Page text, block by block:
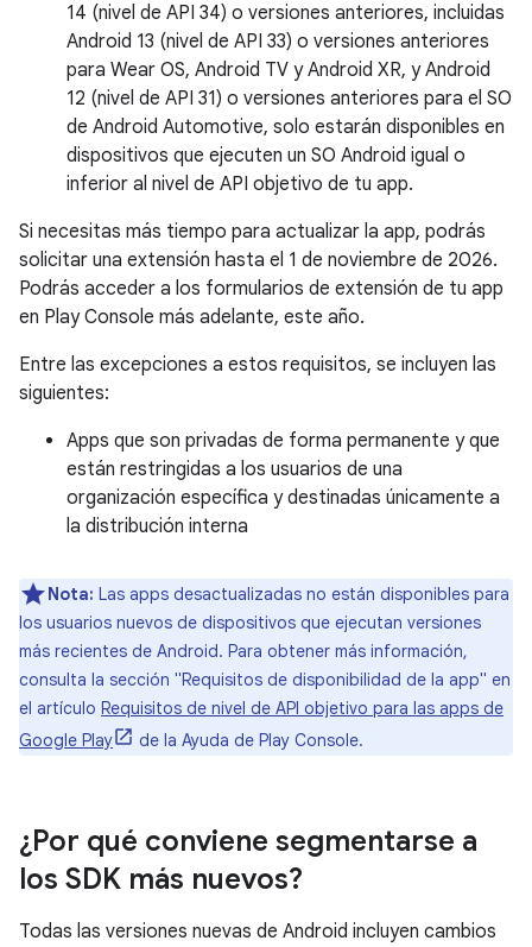
14 (nivel de API 34) o versiones anteriores, incluidas
Android 13 (nivel de API 33) o versiones anteriores
para Wear OS, Android TV y Android XR, y Android
12 (nivel de API 31) o versiones anteriores para el SO
de Android Automotive, solo estarán disponibles en
dispositivos que ejecuten un SO Android igual o
inferior al nivel de API objetivo de tu app.
Si necesitas más tiempo para actualizar la app, podrás
solicitar una extensión hasta el 1 de noviembre de 2026.
Podrás acceder a los formularios de extensión de tu app
en Play Console más adelante, este año.
Entre las excepciones a estos requisitos, se incluyen las
siguientes:
Apps que son privadas de forma permanente y que
están restringidas a los usuarios de una
organización específica y destinadas únicamente a
la distribución interna
Nota: Las apps desactualizadas no están disponibles para
los usuarios nuevos de dispositivos que ejecutan versiones
más recientes de Android. Para obtener más información,
consulta la sección "Requisitos de disponibilidad de la app" en
el artículo Requisitos de nivel de API objetivo para las apps de
Google Play
de la Ayuda de Play Console.
¿Por qué conviene segmentarse a
los SDK más nuevos?
Todas las versiones nuevas de Android incluyen cambios